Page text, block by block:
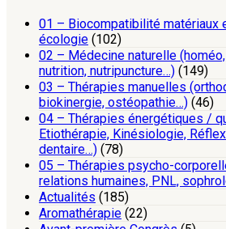
01 – Biocompatibilité matériaux
écologie (102)
02 – Médecine naturelle
nutrition, nutripuncture…) (149)
03 – Thérapies manuelles
biokinergie, ostéopathie…) (46)
04 – Thérapies énergétiques /
Etiothérapie, Kinésiologie,
dentaire…) (78)
05 – Thérapies psycho-
relations humaines, PNL,
Actualités (185)
Aromathérapie (22)